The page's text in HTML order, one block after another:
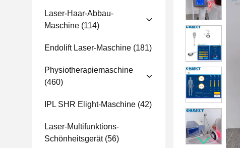
Laser-Haar-Abbau-
Maschine (114)
Endolift Laser-Maschine (181)
Physiotherapiemaschine
(460)
IPL SHR Elight-Maschine (42)
Laser-Multifunktions-
Schönheitsgerät(56)